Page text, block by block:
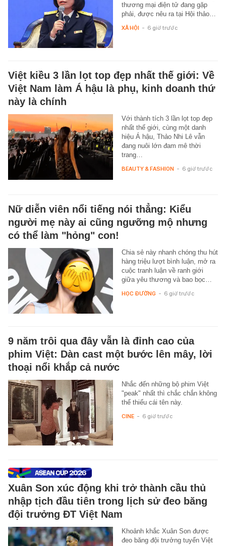
thương mại điện tử đang gặp
phải, được nêu ra tại Hội thảo…
XÃ HỘI - 6 giờ trước
Việt kiều 3 lần lọt top đẹp nhất thế giới: Về
Việt Nam làm Á hậu là phụ, kinh doanh thứ
này là chính
Với thành tích 3 lần lọt top đẹp
nhất thế giới, cùng một danh
hiệu Á hậu, Thảo Nhi Lê vẫn
đang nuôi lớn đam mê thời
trang…
BEAUTY & FASHION - 6 giờ trước
Nữ diễn viên nổi tiếng nói thẳng: Kiểu
người mẹ này ai cũng ngưỡng mộ nhưng
có thể làm "hỏng" con!
Chia sẻ này nhanh chóng thu hút
hàng triệu lượt bình luận, mở ra
cuộc tranh luận về ranh giới
giữa yêu thương và bao bọc…
HỌC ĐƯỜNG - 6 giờ trước
9 năm trôi qua đây vẫn là đỉnh cao của
phim Việt: Dàn cast một bước lên mây, lời
thoại nổi khắp cả nước
Nhắc đến những bộ phim Việt
"peak" nhất thì chắc chắn không
thể thiếu cái tên này.
CINE - 6 giờ trước
Xuân Son xúc động khi trở thành cầu thủ
nhập tịch đầu tiên trong lịch sử đeo băng
đội trưởng ĐT Việt Nam
Khoảnh khắc Xuân Son được
đeo băng đội trưởng tuyển Việt